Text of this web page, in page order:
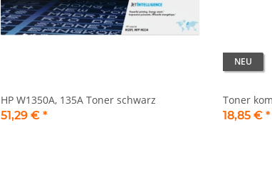
HP W1350A, 135A Toner schwarz
51,29 € *
NEU
Toner
18,85 € *